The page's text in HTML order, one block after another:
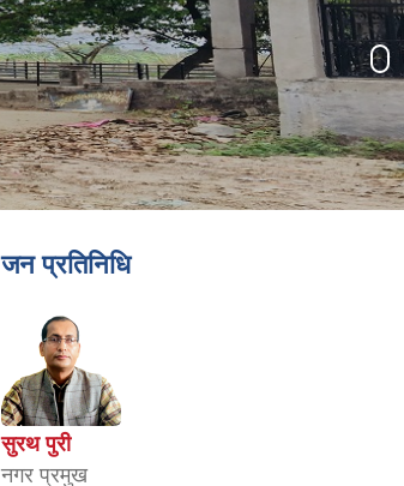
जन प्रतिनिधि
सुरथ पुरी
नगर प्रमुख